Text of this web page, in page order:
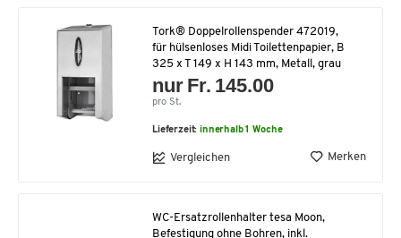
Tork® Doppelrollenspender 472019,
für hülsenloses Midi Toilettenpapier, B
325 x T 149 x H 143 mm, Metall, grau
nur Fr. 145.00
pro St.
Lieferzeit:innerhalb 1 Woche
Vergleichen Merken
WC-Ersatzrollenhalter tesa Moon,
Befestigung ohne Bohren, inkl.